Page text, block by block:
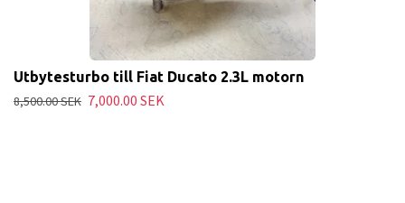
Utbytesturbo till Fiat Ducato 2.3L motorn
8,500.00 SEK 7,000.00 SEK